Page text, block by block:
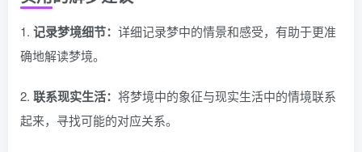
1. 记录梦境细节： 详细记录梦中的情景和感受，有助于更准
确地解读梦境。
2. 联系现实生活： 将梦境中的象征与现实生活中的情境联系
起来，寻找可能的对应关系。